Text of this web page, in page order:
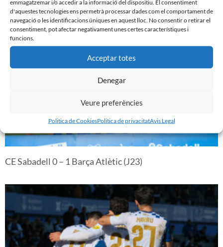
emmagatzemar i/o accedir a la informació del dispositiu. El consentiment
d'aquestes tecnologies ens permetrà processar dades com el comportament de
navegació o les identificacions úniques en aquest lloc. No consentir o retirar el
consentiment, pot afectar negativament unes certes característiques i
funcions.
Acceptar totes
Denegar
Veure preferències
Politica de CookiesPolitica de privacitatAvis Legal
L’afició a la Nova Creu Alta davant el Barça Atlètic
CE Sabadell 0 – 1 Barça Atlètic (J23)